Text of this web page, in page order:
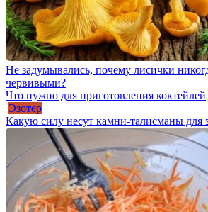
Не задумывались, почему лисички
червивыми?
Что нужно для приготовления коктейлей
Эзотер
Какую силу несут камни-талисманы для